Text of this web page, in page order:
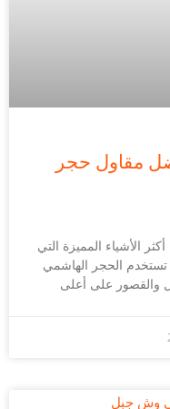
مقاول حجر
أكثر الأشياء المميزة التي
الحجر الهاشمي
والقصور على أعلى